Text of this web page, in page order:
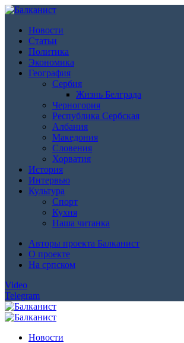
Новости
Статьи
Политика
Экономика
География
Сербия
Жизнь Белграда
Черногория
Республика Сербская
Албания
Македония
Словения
Хорватия
История
Интервью
Культура
Спорт
Кухня
Наша читанка
Авторы проекта Балканист
О проекте
На српском
Video
Telegram
Новости